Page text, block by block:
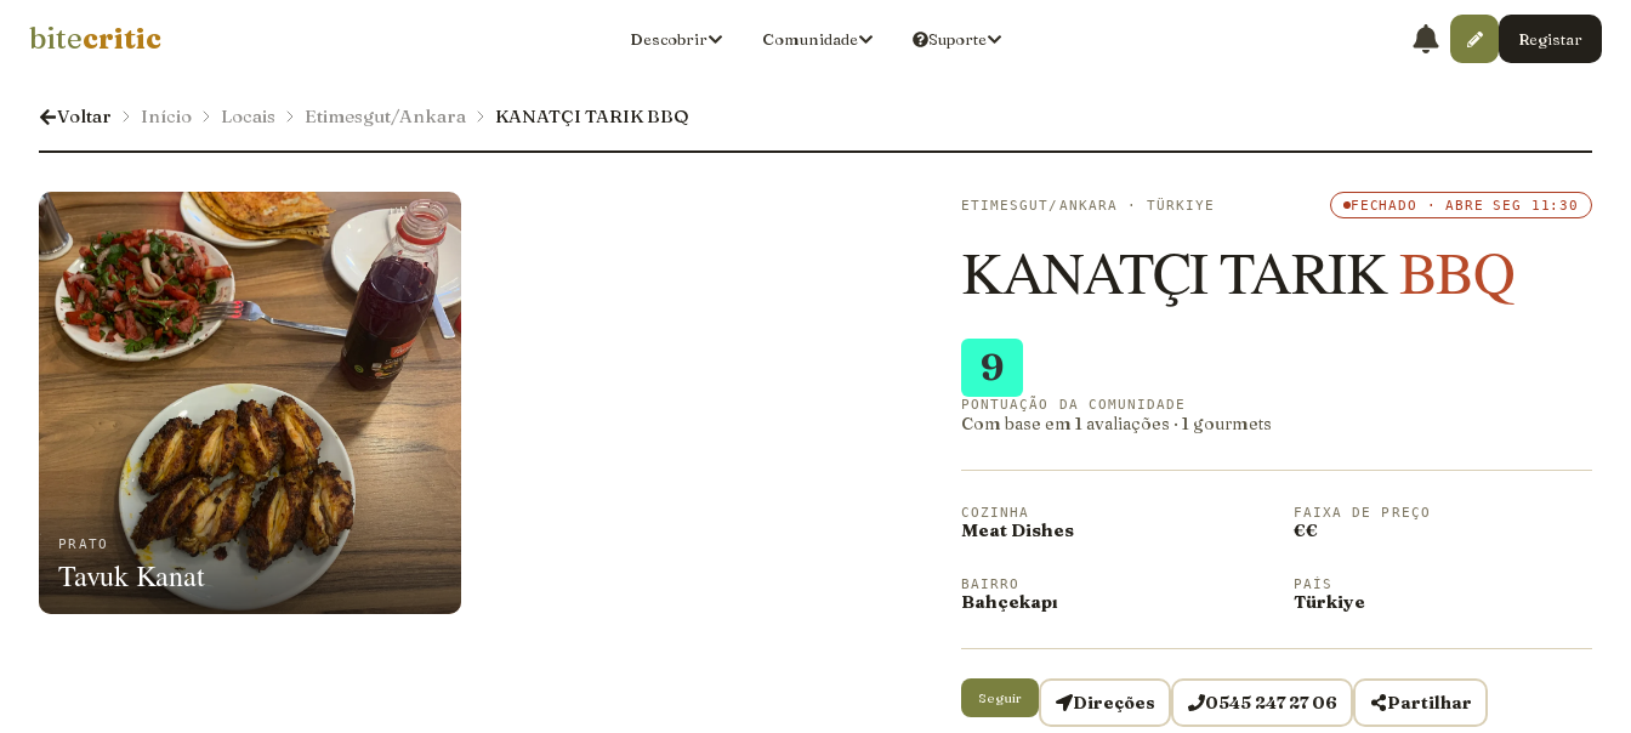
bitecritic Descobrir Comunidade Suporte Registar
Voltar Início Locais Etimesgut/Ankara KANATÇI TARIK BBQ
PRATO
Tavuk Kanat
ETIMESGUT/ANKARA · TÜRKIYE FECHADO · ABRE SEG 11:30
KANATÇI TARIKBBQ
9
PONTUAÇÃO DA COMUNIDADE
Com base em 1 avaliações · 1 gourmets
COZINHA
Meat Dishes
FAIXA DE PREÇO
€€
BAIRRO
Bahçekapı
PAÍS
Türkiye
Seguir Direções 0545 247 27 06 Partilhar